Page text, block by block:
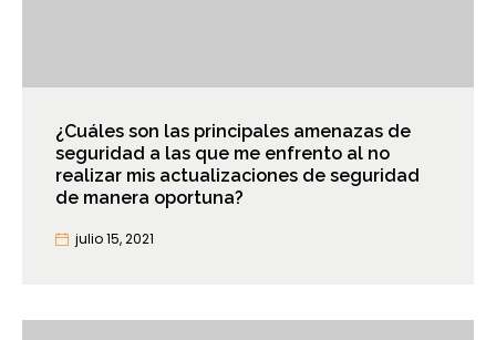
¿Cuáles son las principales amenazas de
seguridad a las que me enfrento al no
realizar mis actualizaciones de seguridad
de manera oportuna?
julio 15, 2021